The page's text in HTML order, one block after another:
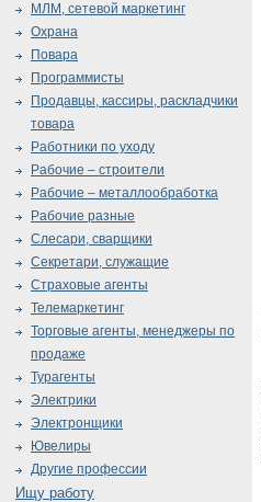
МЛМ, сетевой маркетинг
Охрана
Повара
Программисты
Продавцы, кассиры, раскладчики
товара
Работники по уходу
Рабочие – строители
Рабочие – металлообработка
Рабочие разные
Слесари, сварщики
Секретари, служащие
Страховые агенты
Телемаркетинг
Торговые агенты, менеджеры по
продаже
Турагенты
Электрики
Электронщики
Ювелиры
Другие профессии
Ищу работу